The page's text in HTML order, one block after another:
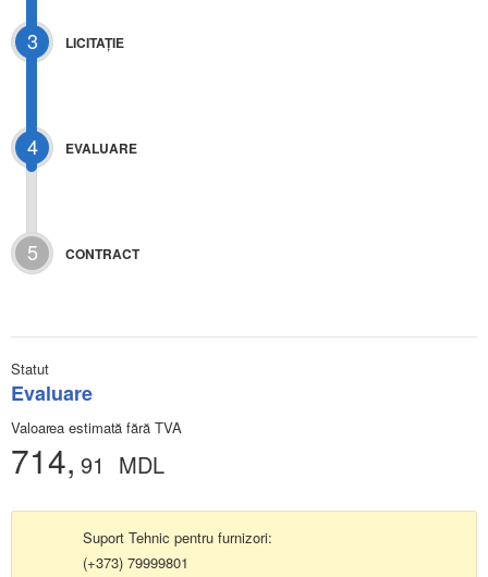
3 LICITAŢIE
4 EVALUARE
5 CONTRACT
Statut
Evaluare
Valoarea estimată fără TVA
714, 91 MDL
Suport Tehnic pentru furnizori:
(+373) 79999801